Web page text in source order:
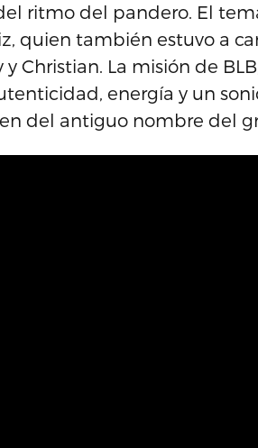
ritmo del pandero. El
quien también estuvo a
Christian. La misión de
energía y un
del antiguo nombre del